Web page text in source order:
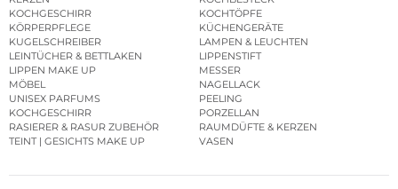
KOCHGESCHIRR
KOCHTÖPFE
KÖRPERPFLEGE
KÜCHENGERÄTE
KUGELSCHREIBER
LAMPEN & LEUCHTEN
LEINTÜCHER & BETTLAKEN
LIPPENSTIFT
LIPPEN MAKE UP
MESSER
MÖBEL
NAGELLACK
UNISEX PARFUMS
PEELING
KOCHGESCHIRR
PORZELLAN
RASIERER & RASUR ZUBEHÖR
RAUMDÜFTE & KERZEN
TEINT | GESICHTS MAKE UP
VASEN